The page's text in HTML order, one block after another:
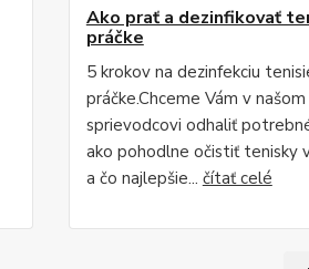
Ako prať a dezinfikovať
práčke
5 krokov na dezinfekciu
práčke.Chceme Vám v našom
sprievodcovi odhaliť
ako pohodlne očistiť tenisky
a čo najlepšie... čítať celé